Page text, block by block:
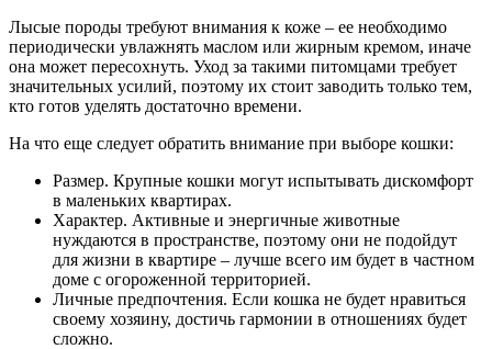
Лысые породы требуют внимания к коже – ее необходимо
периодически увлажнять маслом или жирным кремом, иначе
она может пересохнуть. Уход за такими питомцами требует
значительных усилий, поэтому их стоит заводить только тем,
кто готов уделять достаточно времени.
На что еще следует обратить внимание при выборе кошки:
Размер. Крупные кошки могут испытывать дискомфорт
в маленьких квартирах.
Характер. Активные и энергичные животные
нуждаются в пространстве, поэтому они не подойдут
для жизни в квартире – лучше всего им будет в частном
доме с огороженной территорией.
Личные предпочтения. Если кошка не будет нравиться
своему хозяину, достичь гармонии в отношениях будет
сложно.